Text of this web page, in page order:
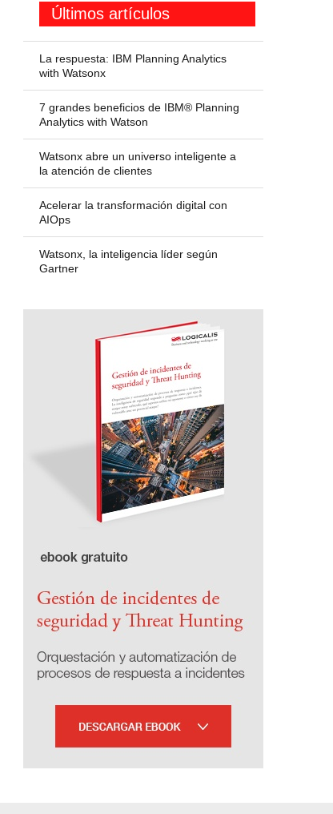
Últimos artículos
La respuesta: IBM Planning Analytics
with Watsonx
7 grandes beneficios de IBM® Planning
Analytics with Watson
Watsonx abre un universo inteligente a
la atención de clientes
Acelerar la transformación digital con
AIOps
Watsonx, la inteligencia líder según
Gartner